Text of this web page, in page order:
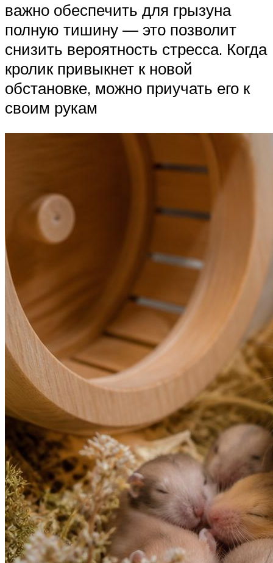
важно обеспечить для грызуна
полную тишину — это позволит
снизить вероятность стресса. Когда
кролик привыкнет к новой
обстановке, можно приучать его к
своим рукам